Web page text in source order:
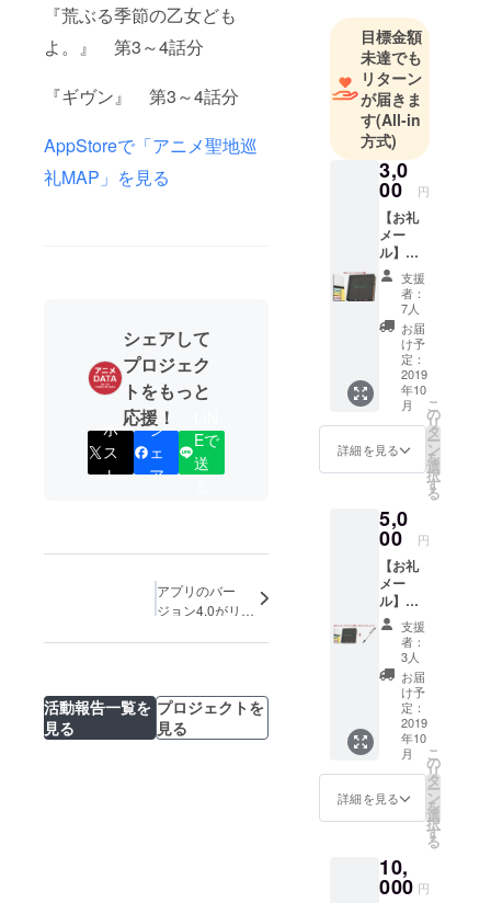
『荒ぶる季節の乙女ども
よ。』 第3～4話分
『ギヴン』 第3～4話分
AppStoreで「アニメ聖地巡
礼MAP」を見る
シェアして
プロジェク
トをもっと
応援！
ポ
ス
ト
シ
ェ
ア
Eで
送
アプリのバー
ジョン4.0がリ
た。
活動報告一覧を
見る
プロジェクトを
見る
て、新規事
業開発部で
提携・投資
候補の様々
な企業と関
わりを持っ
たり、WEB
サイトの運
営システム
開発や商品
開発などに
携わる中
で、会社外
で相棒のエ
ンジニアと
アプリ開発
を始め、ア
サービスで
べく、つい
に2017年11
月に脱サ
目標金額
未達でも
リターン
が届きま
す(All-in
方式)
3,0
00 円
【お礼
メー
ル】
【オリ
ジナル
付箋】
支援
者：
7人
お届
け予
定：
2019
年10
月
詳細を見る
こ
の
リ
タ
ー
ン
を
選
択
す
る
5,0
00 円
【お礼
メー
ル】
【オリ
ジナル
付箋】
【オリ
ジナル
ボール
ペン】
支援
者：
3人
お届
け予
定：
2019
年10
月
詳細を見る
こ
の
リ
タ
ー
ン
を
選
択
す
る
10,
000 円